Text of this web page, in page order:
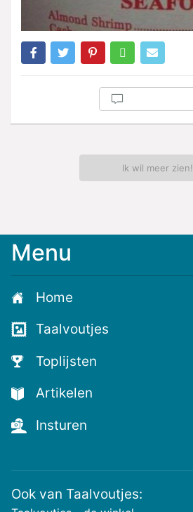
Ik wil meer zien!
Menu
Home
Taalvoutjes
Toplijsten
Artikelen
Insturen
Ook van Taalvoutjes: